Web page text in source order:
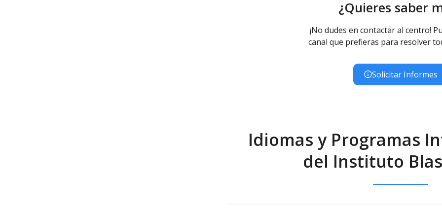
¿Quieres saber
¡No dudes en contactar al centro!
canal que prefieras para resolver
Solicitar Informes
Idiomas y Programas
del Instituto